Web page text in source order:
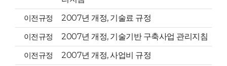
이전규정
2007년 개정, 기술료 규정
이전규정
2007년 개정, 기술기반 구축사업 관리지침
이전규정
2007년 개정, 사업비 규정